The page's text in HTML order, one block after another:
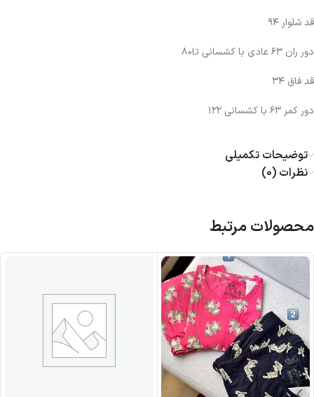
قد شلوار ۹۴
دور ران ۶۳ عادی با کشسانی تا۸۰
قد فاق ۳۴
دور کمر ۶۳ با کشسانی ۱۲۲
توضیحات تکمیلی
نظرات (0)
محصولات مرتبط